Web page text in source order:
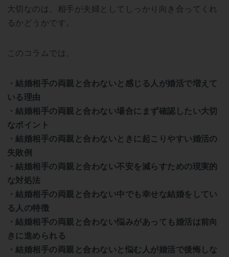
大切なのは、相手が夫婦としてしっかり向き合ってくれ
るかどうかです。
このコラムでは、
・結婚相手の両親と合わないと感じる人が婚活で増えて
いる理由
・結婚相手の両親と合わない場合にまず確認したい大切
なポイント
・結婚相手の両親と合わないときに起こりやすい婚活の
失敗例
・結婚相手の両親と合わない不安を減らすための現実的
な対処法
・結婚相手の両親と合わない中でも幸せな結婚をしてい
る人の特徴
・結婚相手の両親と合わない悩みがあっても婚活は前向
きに進められる
・結婚相手の両親と合わないと悩む人が婚活で後悔しな